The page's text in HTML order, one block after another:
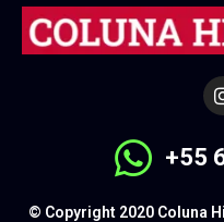
+55
© Copyright 2020 Coluna